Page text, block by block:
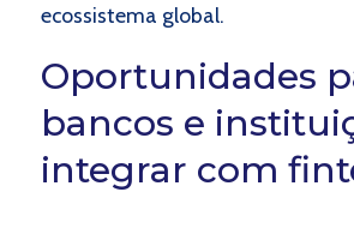
ecossistema global.
Oportunidades
bancos e
integrar com